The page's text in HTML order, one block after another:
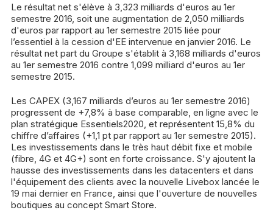
Le résultat net s'élève à 3,323 milliards d'euros au 1er
semestre 2016, soit une augmentation de 2,050 milliards
d'euros par rapport au 1er semestre 2015 liée pour
l’essentiel à la cession d'EE intervenue en janvier 2016. Le
résultat net part du Groupe s'établit à 3,168 milliards d'euros
au 1er semestre 2016 contre 1,099 milliard d'euros au 1er
semestre 2015.
Les CAPEX (3,167 milliards d’euros au 1er semestre 2016)
progressent de +7,8% à base comparable, en ligne avec le
plan stratégique Essentiels2020, et représentent 15,8% du
chiffre d’affaires (+1,1 pt par rapport au 1er semestre 2015).
Les investissements dans le très haut débit fixe et mobile
(fibre, 4G et 4G+) sont en forte croissance. S'y ajoutent la
hausse des investissements dans les datacenters et dans
l'équipement des clients avec la nouvelle Livebox lancée le
19 mai dernier en France, ainsi que l'ouverture de nouvelles
boutiques au concept Smart Store.